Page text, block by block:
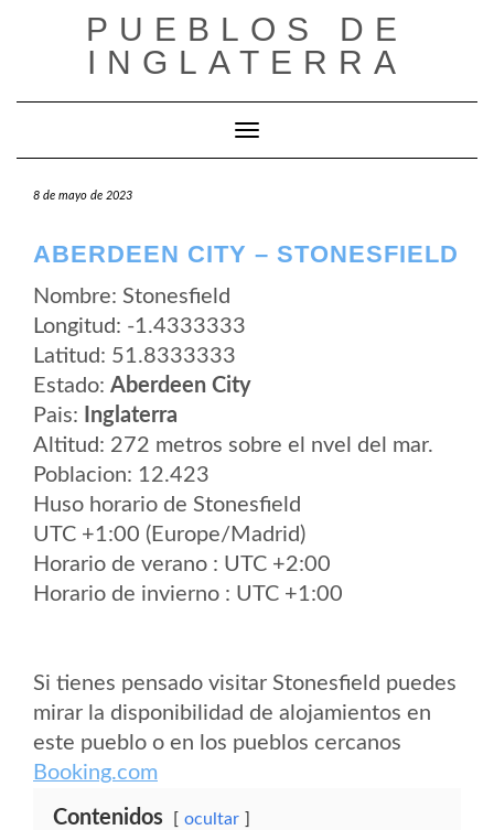
PUEBLOS DE
INGLATERRA
Cambiar modo de navegación
8 de mayo de 2023
ABERDEEN CITY – STONESFIELD
Nombre: Stonesfield
Longitud: -1.4333333
Latitud: 51.8333333
Estado: Aberdeen City
Pais:
Inglaterra
Altitud: 272 metros sobre el nvel del mar.
Poblacion: 12.423
Huso horario de Stonesfield
UTC +1:00 (Europe/Madrid)
Horario de verano : UTC +2:00
Horario de invierno : UTC +1:00
Si tienes pensado visitar Stonesfield puedes
mirar la disponibilidad de alojamientos en
este pueblo o en los pueblos cercanos
Booking.com
Contenidos ocultar